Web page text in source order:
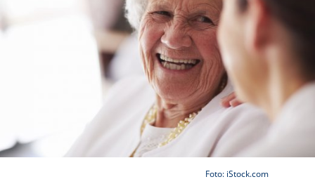
Foto: iStock.com